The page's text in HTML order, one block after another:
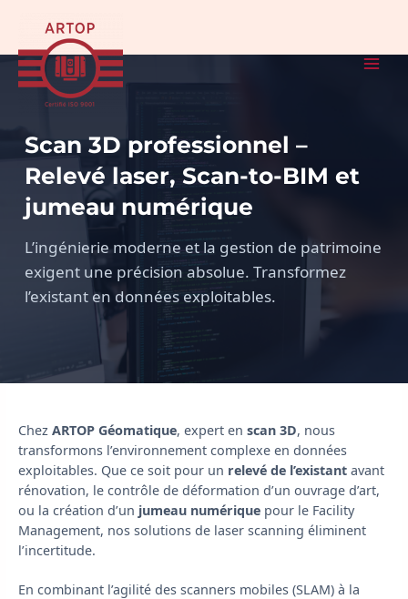
contenu
Scan 3D professionnel –
Relevé laser, Scan-to-BIM et
jumeau numérique
L’ingénierie moderne et la gestion de patrimoine
exigent une précision absolue. Transformez
l’existant en données exploitables.
Chez ARTOP Géomatique, expert en scan 3D, nous
transformons l’environnement complexe en données
exploitables. Que ce soit pour un relevé de l’existant avant
rénovation, le contrôle de déformation d’un ouvrage d’art,
ou la création d’un jumeau numérique pour le Facility
Management, nos solutions de laser scanning éliminent
l’incertitude.
En combinant l’agilité des scanners mobiles (SLAM) à la